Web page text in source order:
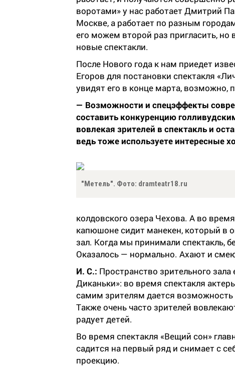
воротами» у нас работает Дмитрий
Москве, а работает по разным
его можем второй раз пригласить,
новые спектакли.
После Нового года к нам приедет
Егоров для постановки спектакля
увидят его в конце марта, возможно,
— Возможности и спецэффекты
составить конкуренцию
вовлекая зрителей в спектакль и
ведь тоже используете интересные
"Метель". Фото: dramteatr18.ru
колдовского озера Чехова. А во
капюшоне сидит манекен, который в
зал. Когда мы принимали спектакль,
Оказалось — нормально. Ахают и
И. С.: Пространство зрительного
Диканьки»: во время спектакля
самим зрителям дается
Также очень часто зрителей
радует детей.
Во время спектакля «Вещий сон»
садится на первый ряд и снимает с
проекцию.